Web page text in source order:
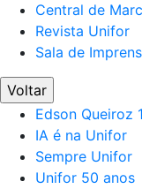
Central de
Revista Unifor
Sala de
Voltar
Edson Queiroz
IA é na Unifor
Sempre Unifor
Unifor 50 anos